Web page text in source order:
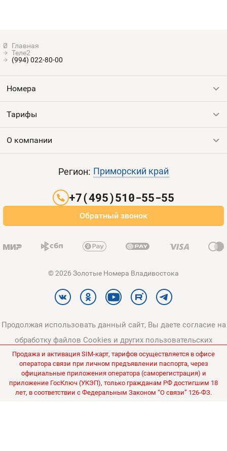
Теле2
(994) 022-80-00
Номера
Все номера
Тарифы
Выгодные тарифы
О компании
Оплата и доставка
Регион: Приморский край
+7(495)510-55-55
Обратный звонок
© 2026 Золотые Номера Владивостока
Продолжая использовать данный сайт, Вы даете согласие на
обработку файлов Cookies и других пользовательских
данных, в соответствии сПолитикой конфиденциальности
Политикой в отношении обработки персональных данных
Все цены на сайте указаны без НДС.
Продажа и активация SIM-карт, тарифов осуществляется в офисе
оператора связи при личном предъявлении паспорта, через
официальные приложения оператора (саморегистрация) и
приложение ГосКлюч (УКЭП), только гражданам РФ достигшим 18
лет, в соответствии с Федеральным Законом “О связи” 126-ФЗ.